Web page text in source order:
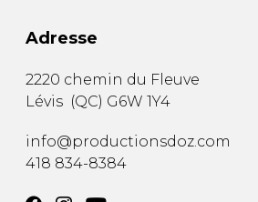
Adresse
2220 chemin du Fleuve
Lévis (QC) G6W 1Y4
info@productionsdoz.com
418 834-8384